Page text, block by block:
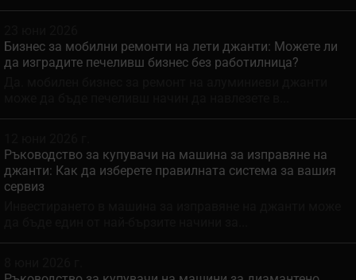
Бизнес за мобилни ремонти на лети джанти: Можете ли
да изградите печеливш бизнес без работилница?
Ръководство за купувачи на машина за изправяне на
джанти: Как да изберете правилната система за вашия
сервиз